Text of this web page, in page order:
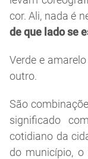
cor. Ali, nada é
de que lado se
Verde e
outro.
São
significado
cotidiano da
do município, o